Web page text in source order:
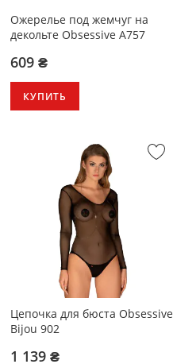
Ожерелье под жемчуг на
декольте Obsessive A757
609 ₴
КУПИТЬ
Цепочка для бюста Obsessive
Bijou 902
1 139 ₴